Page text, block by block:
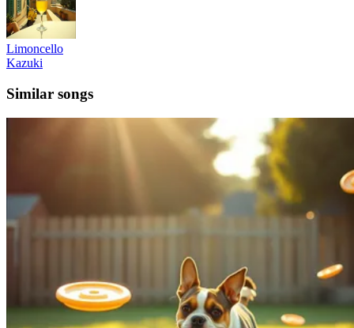
Limoncello
Kazuki
Similar songs